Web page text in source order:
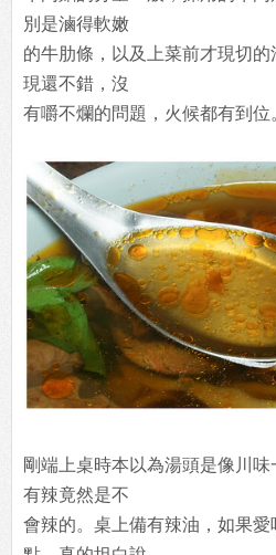
別是滷得軟嫩
的牛肋條，以及上菜前才現切
現還不錯，沒
有嚼不爛的問題，火候都有到位
剛端上桌時本以為湯頭是像川
有辣竟然是不
會辣的。桌上備有辣油，如果